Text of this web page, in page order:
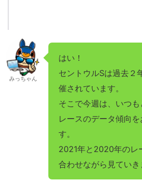
みっちゃん
はい！
セントウルSは過去２
催されています。
そこで今週は、いつ
レースのデータ傾向
す。
2021年と2020年のレ
合わせながら見ていき